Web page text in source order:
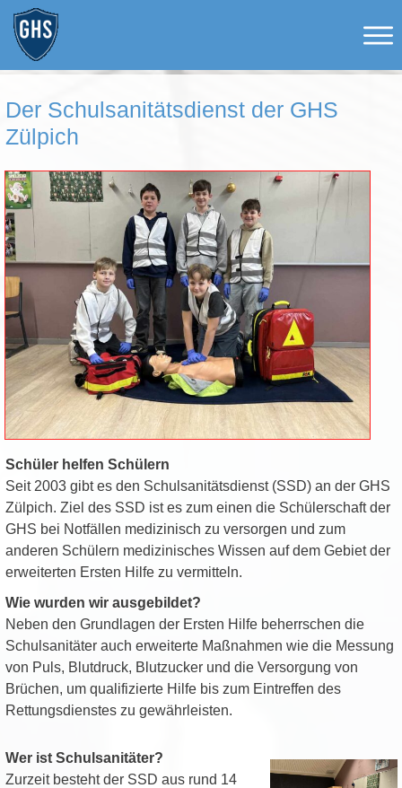
Der Schulsanitätsdienst der GHS
Zülpich
Schüler helfen Schülern
Seit 2003 gibt es den Schulsanitätsdienst (SSD) an der GHS
Zülpich. Ziel des SSD ist es zum einen die Schülerschaft der
GHS bei Notfällen medizinisch zu versorgen und zum
anderen Schülern medizinisches Wissen auf dem Gebiet der
erweiterten Ersten Hilfe zu vermitteln.
Wie wurden wir ausgebildet?
Neben den Grundlagen der Ersten Hilfe beherrschen die
Schulsanitäter auch erweiterte Maßnahmen wie die Messung
von Puls, Blutdruck, Blutzucker und die Versorgung von
Brüchen, um qualifizierte Hilfe bis zum Eintreffen des
Rettungsdienstes zu gewährleisten.
Wer ist Schulsanitäter?
Zurzeit besteht der SSD aus rund 14